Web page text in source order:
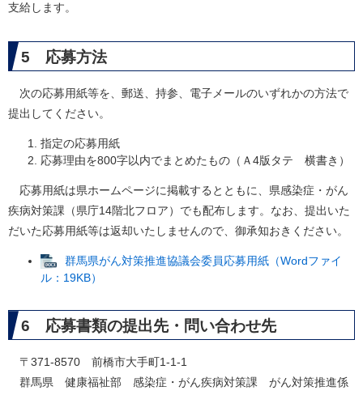
支給します。
5 応募方法
次の応募用紙等を、郵送、持参、電子メールのいずれかの方法で
提出してください。
指定の応募用紙
応募理由を800字以内でまとめたもの（Ａ4版タテ 横書き）
応募用紙は県ホームページに掲載するとともに、県感染症・がん
疾病対策課（県庁14階北フロア）でも配布します。なお、提出いた
だいた応募用紙等は返却いたしませんので、御承知おきください。
群馬県がん対策推進協議会委員応募用紙（Wordファイ
ル：19KB）
6 応募書類の提出先・問い合わせ先
〒371-8570 前橋市大手町1-1-1
群馬県 健康福祉部 感染症・がん疾病対策課 がん対策推進係